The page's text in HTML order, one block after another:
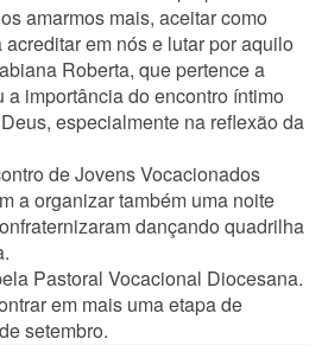
amarmos mais, aceitar como
em nós e lutar por aquilo
Roberta, que pertence a
importância do encontro íntimo
especialmente na reflexão da
de Jovens Vocacionados
a organizar também uma noite
dançando quadrilha
Pastoral Vocacional Diocesana.
em mais uma etapa de
setembro.